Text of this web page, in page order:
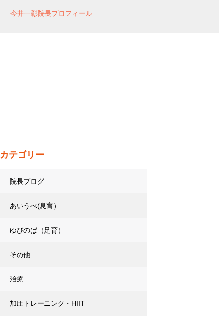
今井一彰院長プロフィール
カテゴリー
院長ブログ
あいうべ(息育）
ゆびのば（足育）
その他
治療
加圧トレーニング・HIIT